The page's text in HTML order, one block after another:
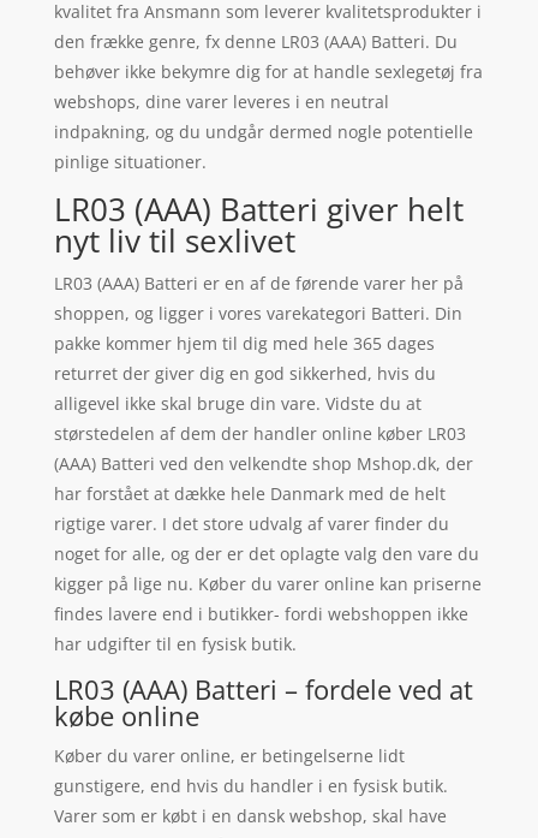
kvalitet fra Ansmann som leverer kvalitetsprodukter i
den frække genre, fx denne LR03 (AAA) Batteri. Du
behøver ikke bekymre dig for at handle sexlegetøj fra
webshops, dine varer leveres i en neutral
indpakning, og du undgår dermed nogle potentielle
pinlige situationer.
LR03 (AAA) Batteri giver helt
nyt liv til sexlivet
LR03 (AAA) Batteri er en af de førende varer her på
shoppen, og ligger i vores varekategori Batteri. Din
pakke kommer hjem til dig med hele 365 dages
returret der giver dig en god sikkerhed, hvis du
alligevel ikke skal bruge din vare. Vidste du at
størstedelen af dem der handler online køber LR03
(AAA) Batteri ved den velkendte shop Mshop.dk, der
har forstået at dække hele Danmark med de helt
rigtige varer. I det store udvalg af varer finder du
noget for alle, og der er det oplagte valg den vare du
kigger på lige nu. Køber du varer online kan priserne
findes lavere end i butikker- fordi webshoppen ikke
har udgifter til en fysisk butik.
LR03 (AAA) Batteri – fordele ved at
købe online
Køber du varer online, er betingelserne lidt
gunstigere, end hvis du handler i en fysisk butik.
Varer som er købt i en dansk webshop, skal have